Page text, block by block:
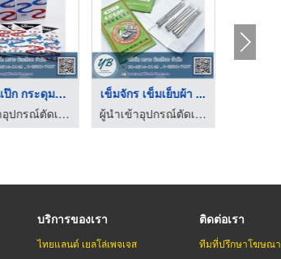
กรรไกรตัดผ้า กรรไกรก ...
ผู้นำเข้าอุปกรณ์ตัดเย็บเสื้อผ้า - หยาง บิลเลียน
กระดุมแป๊ก กระดุมยีน ...
ผู้นำเข้าอุปกรณ์ตัดเย็บเสื้อผ้า - หยาง บิลเลียน
บริการของเรา
ไทยแลนด์ เยลโล่เพจเจส
ติดต่อเรา
ทีมที่ปรึกษาโฆษณา